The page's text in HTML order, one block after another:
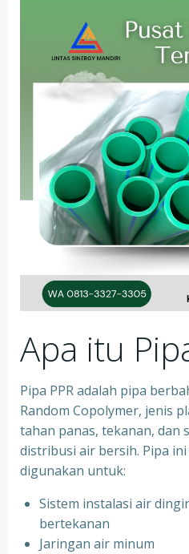
Apa itu
Pipa PPR adalah pipa
Random Copolymer, jenis
tahan panas, tekanan, dan
distribusi air bersih. Pipa
digunakan untuk:
Sistem instalasi air
bertekanan
⁠Jaringan air minum